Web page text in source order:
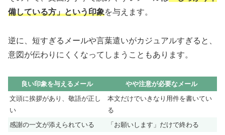
備している方」という印象を与えます。
逆に、短すぎるメールや言葉遣いがカジュアルすぎると、
意図が伝わりにくくなってしまうこともあります。
良い印象を与えるメール
やや注意が必要なメール
文頭に挨拶があり、敬語が正し
い
本文だけでいきなり用件を書いてい
る
感謝の一文が添えられている
「お願いします」だけで終わる